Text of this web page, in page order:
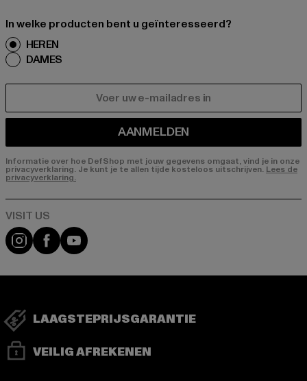
In welke producten bent u geïnteresseerd?
HEREN
DAMES
AANMELDEN
Informatie over hoe DefShop met jouw gegevens omgaat, vind je in onze
privacyverklaring. Je kunt je te allen tijde kosteloos uitschrijven. Lees de
privacyverklaring.
Visit our Instagram page:
Visit our Facebook page:
Visit our YouTube channel:
LAAGSTEPRIJSGARANTIE
VEILIG AFREKENEN